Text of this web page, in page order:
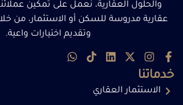
والحلول العقارية، نعمل على تمكين
عقارية مدروسة للسكن أو الاستثمار، من
وتقديم اختيارات واعية.
خدماتنا
الاستثمار العقاري